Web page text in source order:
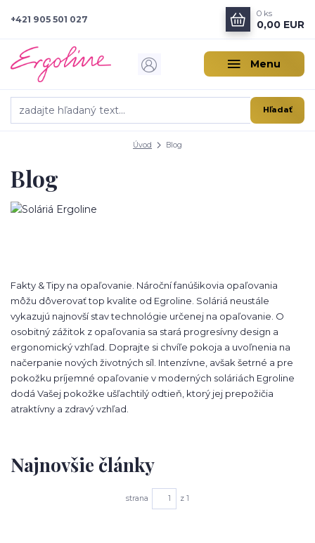
Menu
Hľadať
+421 905 501 027
0 ks
0,00 EUR
Úvod Blog
Blog
Fakty & Tipy na opaľovanie. Nároční fanúšikovia opaľovania
môžu dôverovať top kvalite od Egroline. Soláriá neustále
vykazujú najnovší stav technológie určenej na opaľovanie. O
osobitný zážitok z opaľovania sa stará progresívny design a
ergonomický vzhľad. Doprajte si chvíľe pokoja a uvoľnenia na
načerpanie nových životných síl. Intenzívne, avšak šetrné a pre
pokožku príjemné opaľovanie v moderných soláriách Egroline
dodá Vašej pokožke ušľachtilý odtieň, ktorý jej prepožičia
atraktívny a zdravý vzhľad.
Najnovšie články
strana z 1